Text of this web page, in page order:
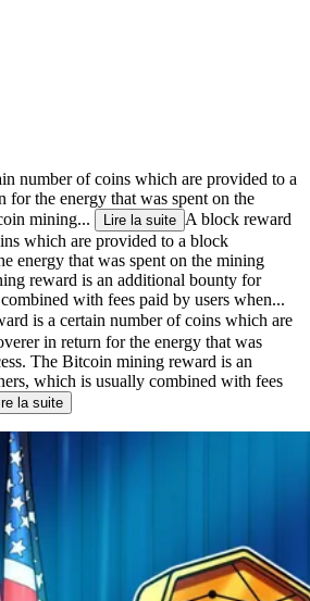
number of coins which are provided to a
for the energy that was spent on the
mining...
Lire la suite A block reward
which are provided to a block
energy that was spent on the mining
reward is an additional bounty for
with fees paid by users when...
is a certain number of coins which are
in return for the energy that was
The Bitcoin mining reward is an
which is usually combined with fees
la suite